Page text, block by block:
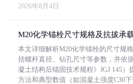
2026年8月4日
M20化学锚栓尺寸规格及抗拔承
本文详细解析M20化学锚栓的尺寸规
括螺杆直径、钻孔尺寸等参数，并依
凝土结构后锚固技术规程》JGJ 145）
方法和典型数值（如混凝土强度C30下